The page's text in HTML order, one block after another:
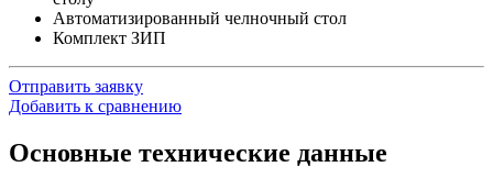
Автоматизированный челночный стол
Комплект ЗИП
Отправить заявку
Добавить к сравнению
Основные технические данные